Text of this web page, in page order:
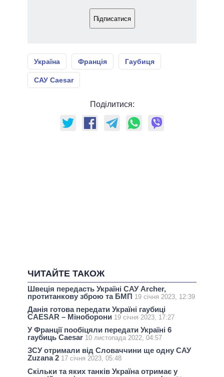
Підписатися
Україна Франція Гаубиця
САУ Caesar
Поділитися:
ЧИТАЙТЕ ТАКОЖ
Швеція передасть Україні САУ Archer,
протитанкову зброю та БМП 19 січня 2023, 12:39
Данія готова передати Україні гаубиці
CAESAR – Міноборони 19 січня 2023, 17:27
У Франції пообіцяли передати Україні 6
гаубиць Caesar 10 листопада 2022, 04:57
ЗСУ отримали від Словаччини ще одну САУ
Zuzana 2 17 січня 2023, 05:48
Скільки та яких танків Україна отримає у